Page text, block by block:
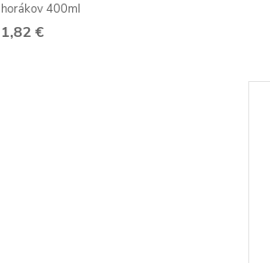
horákov 400ml
1,82 €